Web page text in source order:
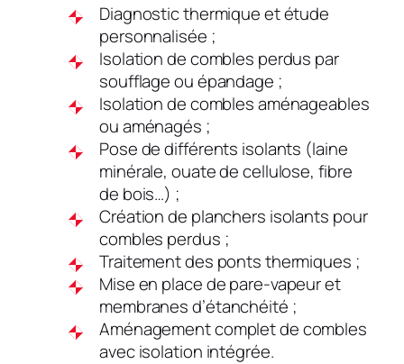
Diagnostic thermique et étude
personnalisée ;
Isolation de combles perdus par
soufflage ou épandage ;
Isolation de combles aménageables
ou aménagés ;
Pose de différents isolants (laine
minérale, ouate de cellulose, fibre
de bois…) ;
Création de planchers isolants pour
combles perdus ;
Traitement des ponts thermiques ;
Mise en place de pare-vapeur et
membranes d’étanchéité ;
Aménagement complet de combles
avec isolation intégrée.